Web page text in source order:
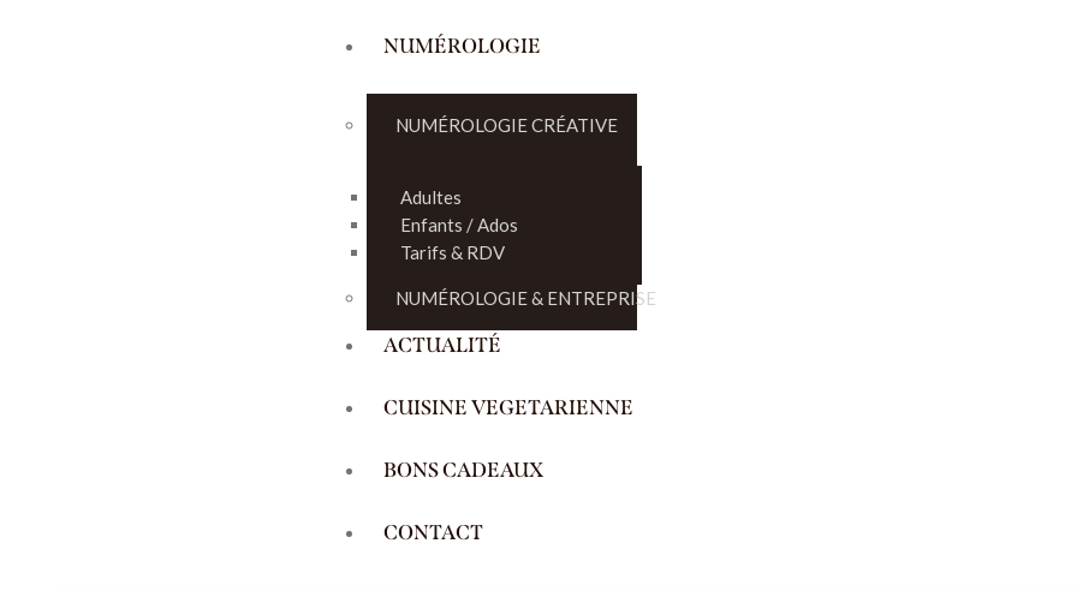
NUMÉROLOGIE
NUMÉROLOGIE CRÉATIVE
Adultes
Enfants / Ados
Tarifs & RDV
NUMÉROLOGIE & ENTREPRISE
ACTUALITÉ
CUISINE VEGETARIENNE
BONS CADEAUX
CONTACT